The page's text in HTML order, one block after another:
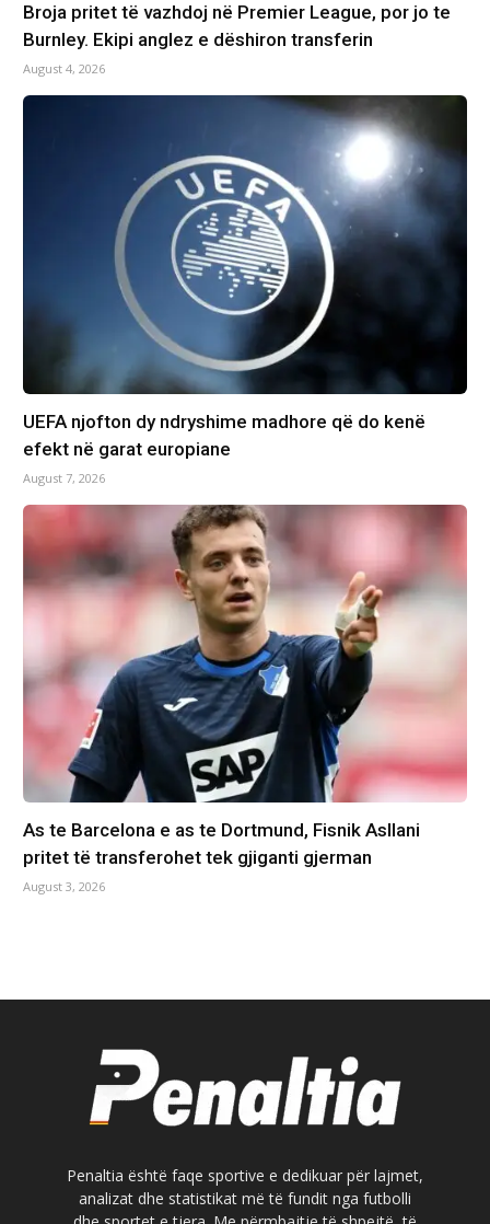
Broja pritet të vazhdoj në Premier League, por jo te
Burnley. Ekipi anglez e dëshiron transferin
August 4, 2026
UEFA njofton dy ndryshime madhore që do kenë
efekt në garat europiane
August 7, 2026
As te Barcelona e as te Dortmund, Fisnik Asllani
pritet të transferohet tek gjiganti gjerman
August 3, 2026
Penaltia është faqe sportive e dedikuar për lajmet,
analizat dhe statistikat më të fundit nga futbolli